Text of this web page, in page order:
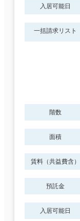
入居可能日
一括請求リスト
階数
面積
賃料（共益費含）
預託金
入居可能日